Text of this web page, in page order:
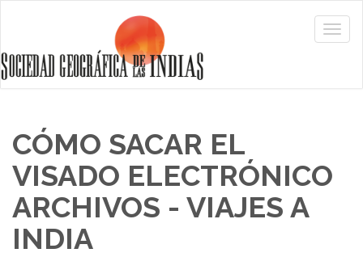
CÓMO SACAR EL
VISADO ELECTRÓNICO
ARCHIVOS - VIAJES A
INDIA